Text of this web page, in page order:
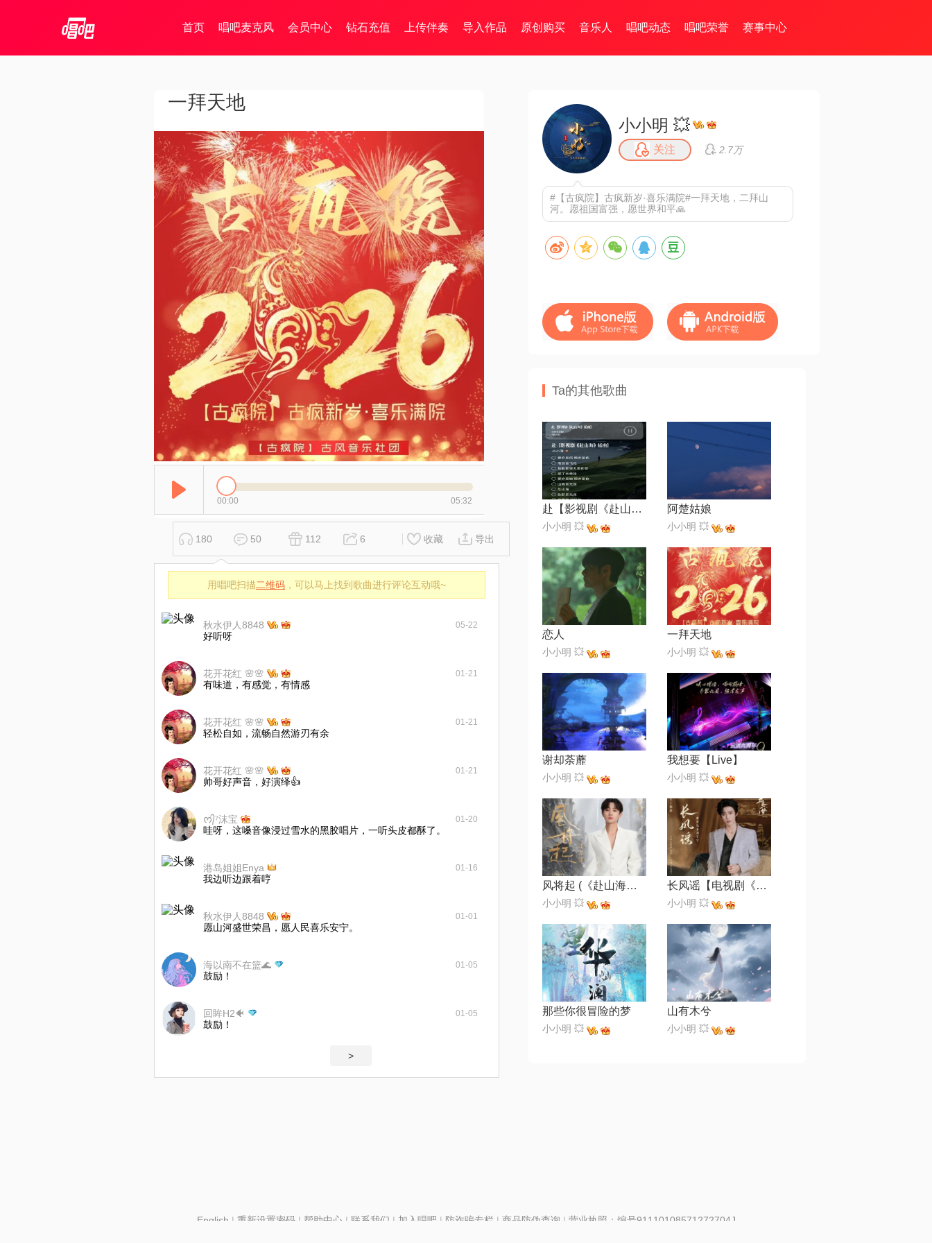
首页 唱吧麦克风 会员中心 钻石充值 上传伴奏 导入作品 原创购买 音乐人 唱吧动态 唱吧荣誉 赛事中心
一拜天地
00:00 05:32
180 50 112 6 收藏 导出
用唱吧扫描二维码 ，可以马上找到歌曲进行评论互动哦~
秋水伊人8848 05-22
好听呀
花开花红 🌸🌸 01-21
有味道，有感觉，有情感
花开花红 🌸🌸 01-21
轻松自如，流畅自然游刃有余
花开花红 🌸🌸 01-21
帅哥好声音，好演绎👍
ᰔ᭄⁷沫宝 01-20
哇呀，这嗓音像浸过雪水的黑胶唱片，一听头皮都酥了。
港岛姐姐Enya 01-16
我边听边跟着哼
秋水伊人8848 01-01
愿山河盛世荣昌，愿人民喜乐安宁。
海以南不在篮🌊 01-05
鼓励！
回眸H2🐠 01-05
鼓励！
>
小小明 💥
关注 2.7万
#【古疯院】古疯新岁·喜乐满院#一拜天地，二拜山
河。愿祖国富强，愿世界和平🙏
Ta的其他歌曲
赴【影视剧《赴山海》插曲】
小小明 💥
阿楚姑娘
小小明 💥
恋人
小小明 💥
一拜天地
小小明 💥
谢却荼蘼
小小明 💥
我想要【Live】
小小明 💥
风将起 (《赴山海》影视剧片头曲)
小小明 💥
长风谣【电视剧《书卷一梦》片头主题曲】
小小明 💥
那些你很冒险的梦
小小明 💥
山有木兮
小小明 💥
English | 重新设置密码| 帮助中心 | 联系我们 | 加入唱吧 | 防诈骗专栏 | 商品防伪查询 | 营业执照：编号91110108571272704J